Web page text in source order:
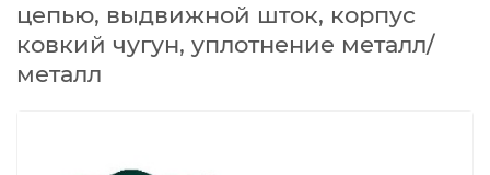
цепью, выдвижной шток, корпус
ковкий чугун, уплотнение металл/
металл